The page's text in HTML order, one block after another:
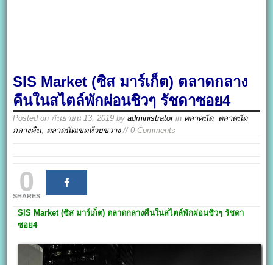
SIS Market (ซิส มาร์เก็ต) ตลาดกลาง
คืนในสไตล์พักผ่อนชิวๆ รัชดาซอย4
Posted on กันยายน 13, 2019 byadministratorin ตลาดนัด, ตลาดนัด
กลางคืน, ตลาดนัดเขตห้วยขวาง// 0 Comments
0
SHARES
SIS Market(ซิส มาร์เก็ต) ตลาดกลางคืนในสไตล์พักผ่อนชิวๆ รัชดา
ซอย4